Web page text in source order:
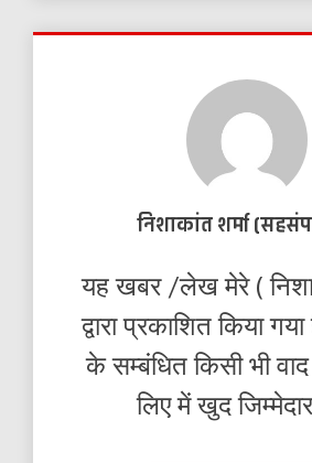
निशाकांत शर्मा
यह खबर /लेख मेरे (
द्वारा प्रकाशित किया
के सम्बंधित किसी भी
लिए में खुद